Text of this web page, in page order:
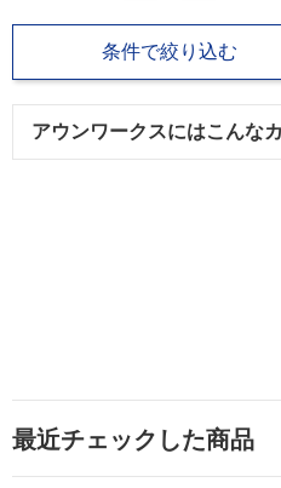
条件で絞り込む
アウンワークスにはこんな
最近チェックした商品